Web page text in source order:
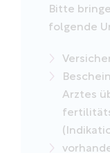
Bitte
folgende
Arztes